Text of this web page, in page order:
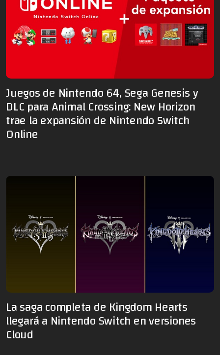
Juegos de Nintendo 64, Sega Genesis y
DLC para Animal Crossing: New Horizon
trae la expansión de Nintendo Switch
Online
La saga completa de Kingdom Hearts
llegará a Nintendo Switch en versiones
Cloud